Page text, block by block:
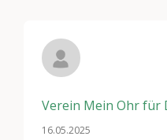
Verein Mein Ohr für
16.05.2025